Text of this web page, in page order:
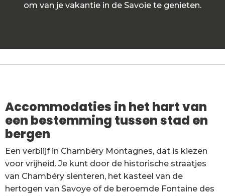
om van je vakantie in de Savoie te genieten.
Ch'ti Margériaz
Le Pareïs
Le Chalet de la Source
Brancourt / Tionck
Les Narcisses 4 pers. Miguet Y.(rdc)
Chez Maurice - Mme Skura
"Au fil de l'eau" de Prérouge - Mme Genini
Studio 108 - Chambéry Centre - VinceCityGites
Accommodaties in het hart van
een bestemming tussen stad en
bergen
Een verblijf in Chambéry Montagnes, dat is kiezen
voor vrijheid. Je kunt door de historische straatjes
van Chambéry slenteren, het kasteel van de
hertogen van Savoye of de beroemde Fontaine des